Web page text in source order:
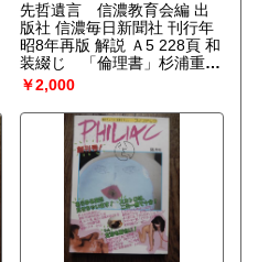
先哲遺言 信濃教育会編 出
版社 信濃毎日新聞社 刊行年
昭8年再版 解説 Ａ5 228頁 和
装綴じ 「倫理書」杉浦重
剛、「啓発録」橋本左内、
「日暮硯（木工政談）「士規
七則」（吉田松陰）「配所残
筆」（山鹿素行）「言志禄
鈔」（佐藤一斎）「壁書」
（熊澤蕃山）他
￥2,000